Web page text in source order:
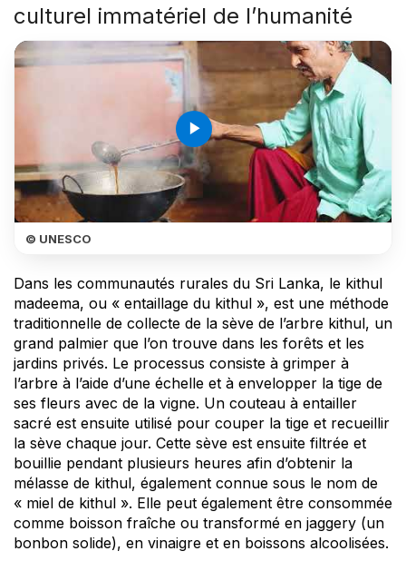
culturel immatériel de l’humanité
play_arrow
© UNESCO
Dans les communautés rurales du Sri Lanka, le kithul
madeema, ou « entaillage du kithul », est une méthode
traditionnelle de collecte de la sève de l’arbre kithul, un
grand palmier que l’on trouve dans les forêts et les
jardins privés. Le processus consiste à grimper à
l’arbre à l’aide d’une échelle et à envelopper la tige de
ses fleurs avec de la vigne. Un couteau à entailler
sacré est ensuite utilisé pour couper la tige et recueillir
la sève chaque jour. Cette sève est ensuite filtrée et
bouillie pendant plusieurs heures afin d’obtenir la
mélasse de kithul, également connue sous le nom de
« miel de kithul ». Elle peut également être consommée
comme boisson fraîche ou transformé en jaggery (un
bonbon solide), en vinaigre et en boissons alcoolisées.